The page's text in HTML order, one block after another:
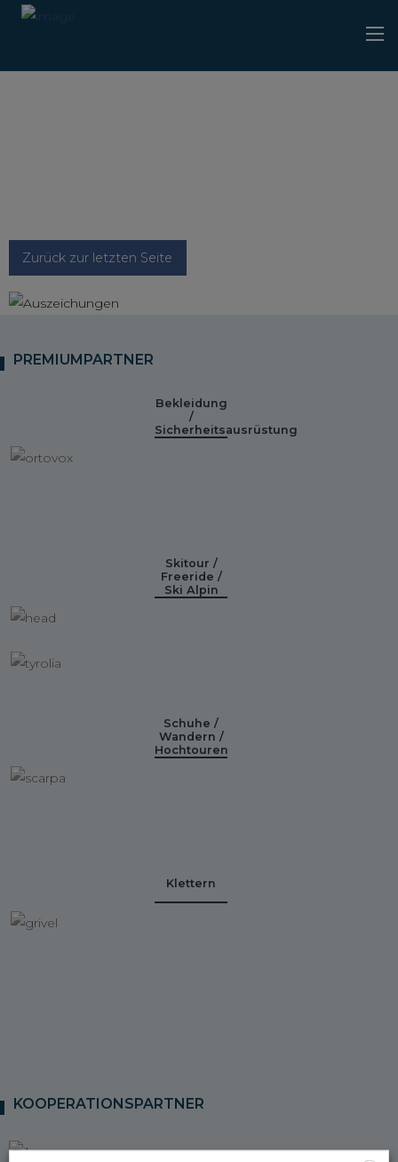
Zurück zur letzten Seite
PREMIUMPARTNER
Bekleidung
/
Sicherheitsausrüstung
Skitour /
Freeride /
Ski Alpin
Schuhe /
Wandern /
Hochtouren
Klettern
KOOPERATIONSPARTNER